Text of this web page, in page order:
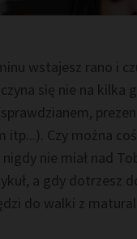
wstajesz rano i
się nie na kilka
itp...). Czy można
nie miał nad
a gdy dotrzesz
do walki z